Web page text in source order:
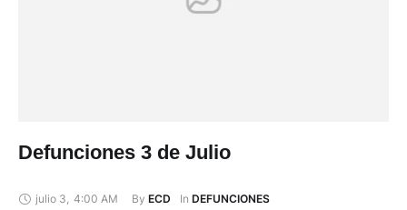
Defunciones 3 de Julio
julio 3 4:00 AM By ECD In DEFUNCIONES